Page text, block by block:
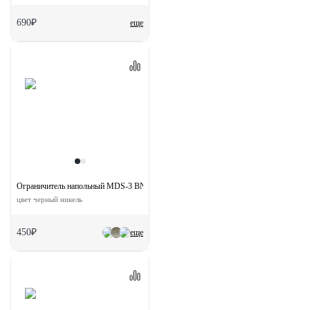
еще
690₽
еще
Ограничитель напольный MDS-3 BN
цвет черный никель
450₽